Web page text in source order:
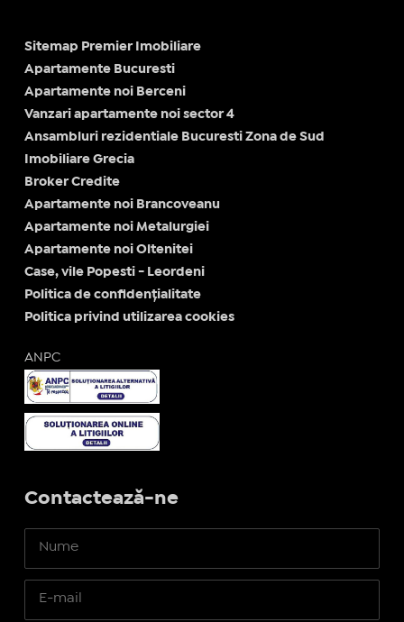
Sitemap Premier Imobiliare
Apartamente Bucuresti
Apartamente noi Berceni
Vanzari apartamente noi sector 4
Ansambluri rezidentiale Bucuresti Zona de Sud
Imobiliare Grecia
Broker Credite
Apartamente noi Brancoveanu
Apartamente noi Metalurgiei
Apartamente noi Oltenitei
Case, vile Popesti - Leordeni
Politica de confidențialitate
Politica privind utilizarea cookies
ANPC
Contactează-ne